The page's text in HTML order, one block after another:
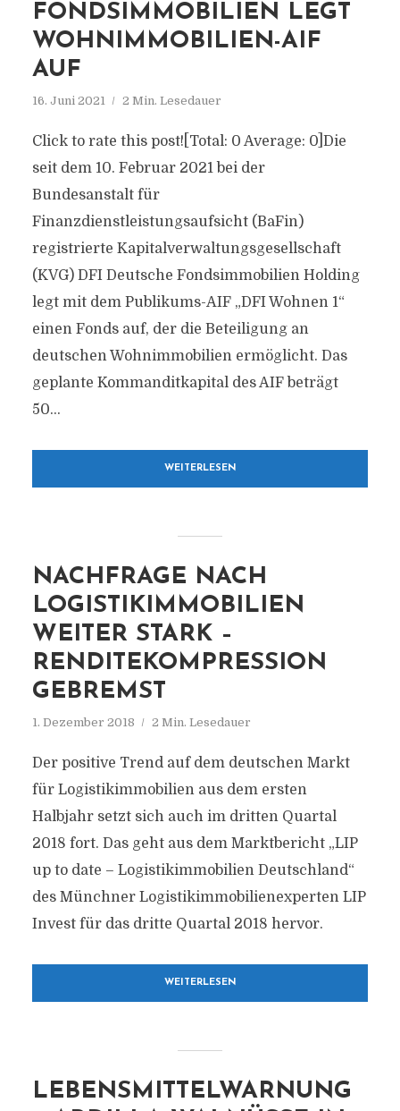
FONDSIMMOBILIEN LEGT
WOHNIMMOBILIEN-AIF
AUF
16. Juni 2021 2 Min. Lesedauer
Click to rate this post![Total: 0 Average: 0]Die
seit dem 10. Februar 2021 bei der
Bundesanstalt für
Finanzdienstleistungsaufsicht (BaFin)
registrierte Kapitalverwaltungsgesellschaft
(KVG) DFI Deutsche Fondsimmobilien Holding
legt mit dem Publikums-AIF „DFI Wohnen 1“
einen Fonds auf, der die Beteiligung an
deutschen Wohnimmobilien ermöglicht. Das
geplante Kommanditkapital des AIF beträgt
50...
WEITERLESEN
NACHFRAGE NACH
LOGISTIKIMMOBILIEN
WEITER STARK –
RENDITEKOMPRESSION
GEBREMST
1. Dezember 2018 2 Min. Lesedauer
Der positive Trend auf dem deutschen Markt
für Logistikimmobilien aus dem ersten
Halbjahr setzt sich auch im dritten Quartal
2018 fort. Das geht aus dem Marktbericht „LIP
up to date – Logistikimmobilien Deutschland“
des Münchner Logistikimmobilienexperten LIP
Invest für das dritte Quartal 2018 hervor.
WEITERLESEN
LEBENSMITTELWARNUNG